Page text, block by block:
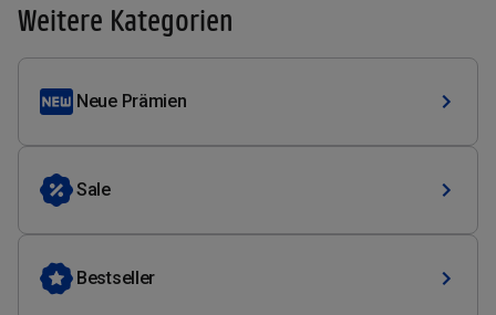
Weitere Kategorien
Neue Prämien
Sale
Bestseller